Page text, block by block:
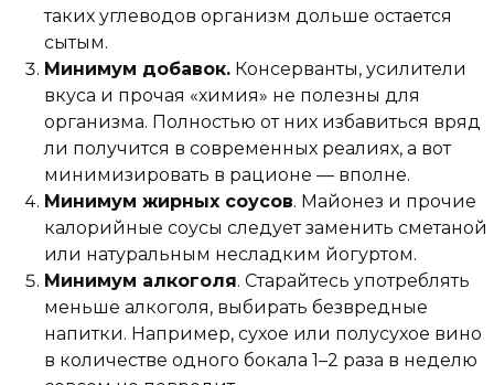
таких углеводов организм дольше остается
сытым.
Минимум добавок. Консерванты, усилители
вкуса и прочая «химия» не полезны для
организма. Полностью от них избавиться вряд
ли получится в современных реалиях, а вот
минимизировать в рационе — вполне.
Минимум жирных соусов. Майонез и прочие
калорийные соусы следует заменить сметаной
или натуральным несладким йогуртом.
Минимум алкоголя. Старайтесь употреблять
меньше алкоголя, выбирать безвредные
напитки. Например, сухое или полусухое вино
в количестве одного бокала 1–2 раза в неделю